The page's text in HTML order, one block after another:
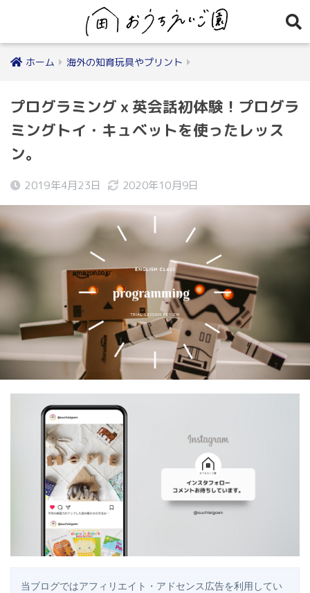
ホーム 海外の知育玩具やプリント
プログラミングｘ英会話初体験！プログラ
ミングトイ・キュベットを使ったレッス
ン。
2019年4月23日 2020年10月9日
当ブログではアフィリエイト・アドセンス広告を利用してい